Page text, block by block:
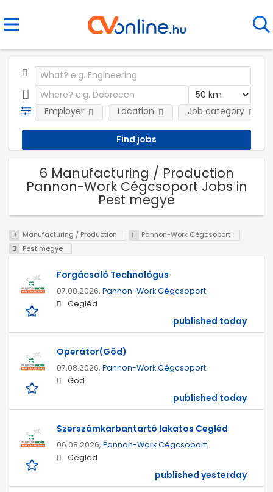
Employer Location Job category
6 Manufacturing / Production
Pannon-Work Cégcsoport Jobs in
Pest megye
Manufacturing / Production
Pannon-Work Cégcsoport
Pest megye
Forgácsoló Technológus
07.08.2026, Pannon-Work Cégcsoport
Cegléd
published today
Operátor(Göd)
07.08.2026, Pannon-Work Cégcsoport
Göd
published today
Szerszámkarbantartó lakatos Cegléd
06.08.2026, Pannon-Work Cégcsoport
Cegléd
published yesterday